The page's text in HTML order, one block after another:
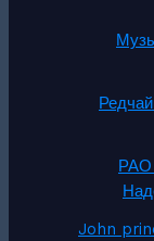
РАО
John